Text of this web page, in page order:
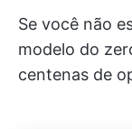
Se você não
modelo do
centenas de